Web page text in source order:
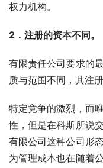
权力机构。
2 ．注册的资本不同。
有限责任公司要求的
质与范围不同，其注
特定竞争的激烈，而
性，但是在科斯所说
有限公司这种公司形
为管理成本也在随着